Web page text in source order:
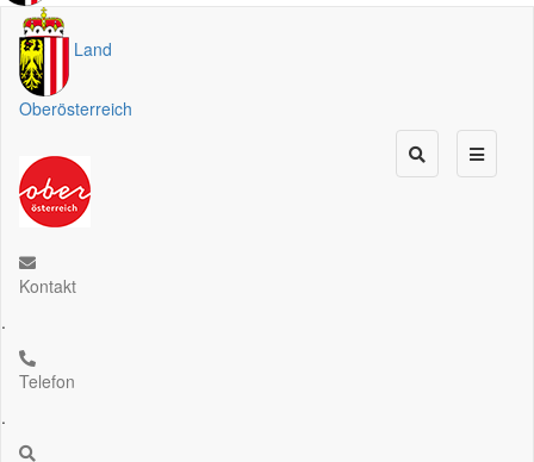
Land
Oberösterreich
Kontakt
.
Telefon
.